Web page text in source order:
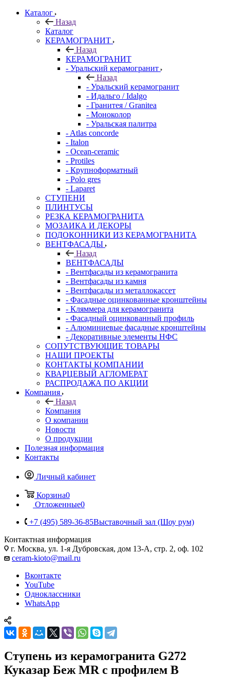
Каталог
Назад
Каталог
КЕРАМОГРАНИТ
Назад
КЕРАМОГРАНИТ
- Уральский керамогранит
Назад
- Уральский керамогранит
- Идальго / Idalgo
- Гранитея / Granitea
- Моноколор
- Уральская палитра
- Atlas concorde
- Italon
- Ocean-ceramic
- Protiles
- Крупноформатный
- Polo gres
- Laparet
СТУПЕНИ
ПЛИНТУСЫ
РЕЗКА КЕРАМОГРАНИТА
МОЗАИКА И ДЕКОРЫ
ПОДОКОННИКИ ИЗ КЕРАМОГРАНИТА
ВЕНТФАСАДЫ
Назад
ВЕНТФАСАДЫ
- Вентфасады из керамогранита
- Вентфасады из камня
- Вентфасады из металлокассет
- Фасадные оцинкованные кронштейны
- Кляммера для керамогранита
- Фасадный оцинкованный профиль
- Алюминиевые фасадные кронштейны
- Декоративные элементы НФС
СОПУТСТВУЮЩИЕ ТОВАРЫ
НАШИ ПРОЕКТЫ
КОНТАКТЫ КОМПАНИИ
КВАРЦЕВЫЙ АГЛОМЕРАТ
РАСПРОДАЖА ПО АКЦИИ
Компания
Назад
Компания
О компании
Новости
О продукции
Полезная информация
Контакты
Личный кабинет
Корзина0
Отложенные0
+7 (495) 589-36-85Выставочный зал (Шоу рум)
Контактная информация
г. Москва, ул. 1-я Дубровская, дом 13-А, стр. 2, оф. 102
ceram-kioto@mail.ru
Вконтакте
YouTube
Одноклассники
WhatsApp
Ступень из керамогранита G272
Куказар Беж MR с профилем В